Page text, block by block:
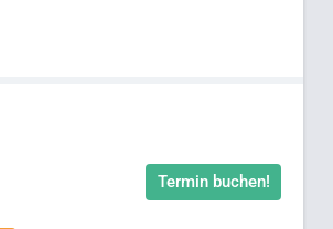
Termin buchen!